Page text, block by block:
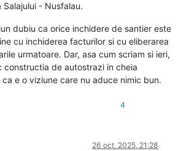
- Nusfalau.
dubiu ca orice inchidere de santier este
cu inchiderea facturilor si cu eliberarea
urmatoare. Dar, asa cum scriam si ieri,
constructia de autostrazi in cheia
e o viziune care nu aduce nimic bun.
4
26 oct. 2025, 21:28